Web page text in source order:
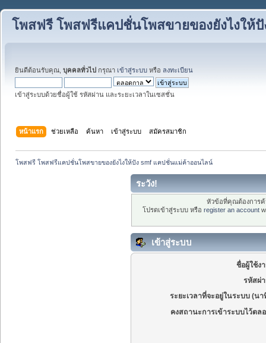
โพสฟรี โพสฟรีแคปชั่นโพสขายของยังไงให้
ยินดีต้อนรับคุณ, บุคคลทั่วไป กรุณา เข้าสู่ระบบ หรือ ลงทะเบียน
เข้าสู่ระบบด้วยชื่อผู้ใช้ รหัสผ่าน และระยะเวลาในเซสชั่น
หน้าแรก ช่วยเหลือ ค้นหา เข้าสู่ระบบ สมัครสมาชิก
โพสฟรี โพสฟรีแคปชั่นโพสขายของยังไงให้ปัง smf แคปชั่นแม่ค้าออนไลน์
ระวัง!
หัวข้อที่คุณต้องการ
โปรดเข้าสู่ระบบ หรือ register an account
เข้าสู่ระบบ
ชื่อผู้ใช้ง
รหัสผ่
ระยะเวลาที่จะอยู่ในระบบ (นา
คงสถานะการเข้าระบบไว้ตล